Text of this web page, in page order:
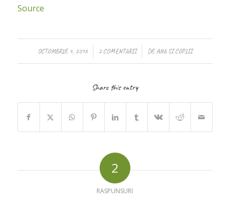
Source
OCTOMBRIE 4, 2016
/ 2 COMENTARII
/ DEANA SI COPIII
Share this entry
2
RASPUNSURI